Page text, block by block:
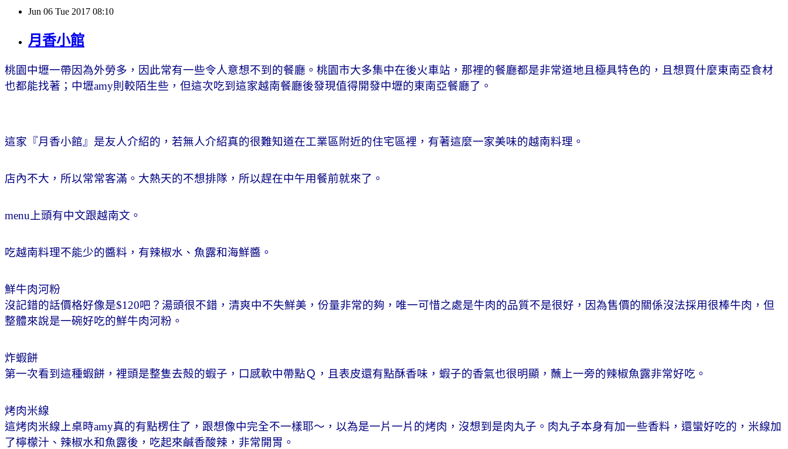
Jun 06 Tue 2017 08:10
月香小館
桃園中壢一帶因為外勞多，因此常有一些令人意想不到的餐廳。桃園市大多集中在後火車站，那裡的餐廳都是非常道地且極具特色的，且想買什麼東南亞食材
也都能找著；中壢amy則較陌生些，但這次吃到這家越南餐廳後發現值得開發中壢的東南亞餐廳了。
這家『月香小館』是友人介紹的，若無人介紹真的很難知道在工業區附近的住宅區裡，有著這麼一家美味的越南料理。
店內不大，所以常常客滿。大熱天的不想排隊，所以趕在中午用餐前就來了。
menu上頭有中文跟越南文。
吃越南料理不能少的醬料，有辣椒水、魚露和海鮮醬。
鮮牛肉河粉
沒記錯的話價格好像是$120吧？湯頭很不錯，清爽中不失鮮美，份量非常的夠，唯一可惜之處是牛肉的品質不是很好，因為售價的關係沒法採用很棒牛肉，但
整體來說是一碗好吃的鮮牛肉河粉。
炸蝦餅
第一次看到這種蝦餅，裡頭是整隻去殻的蝦子，口感軟中帶點Ｑ，且表皮還有點酥香味，蝦子的香氣也很明顯，蘸上一旁的辣椒魚露非常好吃。
烤肉米線
這烤肉米線上桌時amy真的有點楞住了，跟想像中完全不一樣耶～，以為是一片一片的烤肉，沒想到是肉丸子。肉丸子本身有加一些香料，還蠻好吃的，米線加
了檸檬汁、辣椒水和魚露後，吃起來鹹香酸辣，非常開胃。